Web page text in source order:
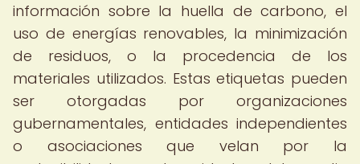
información sobre la huella de carbono, el
uso de energías renovables, la minimización
de residuos, o la procedencia de los
materiales utilizados. Estas etiquetas pueden
ser otorgadas por organizaciones
gubernamentales, entidades independientes
o asociaciones que velan por la